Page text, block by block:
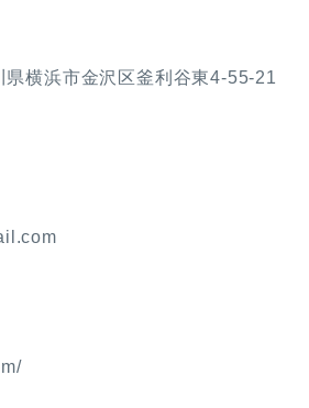
横浜市金沢区釜利谷東4-55-21